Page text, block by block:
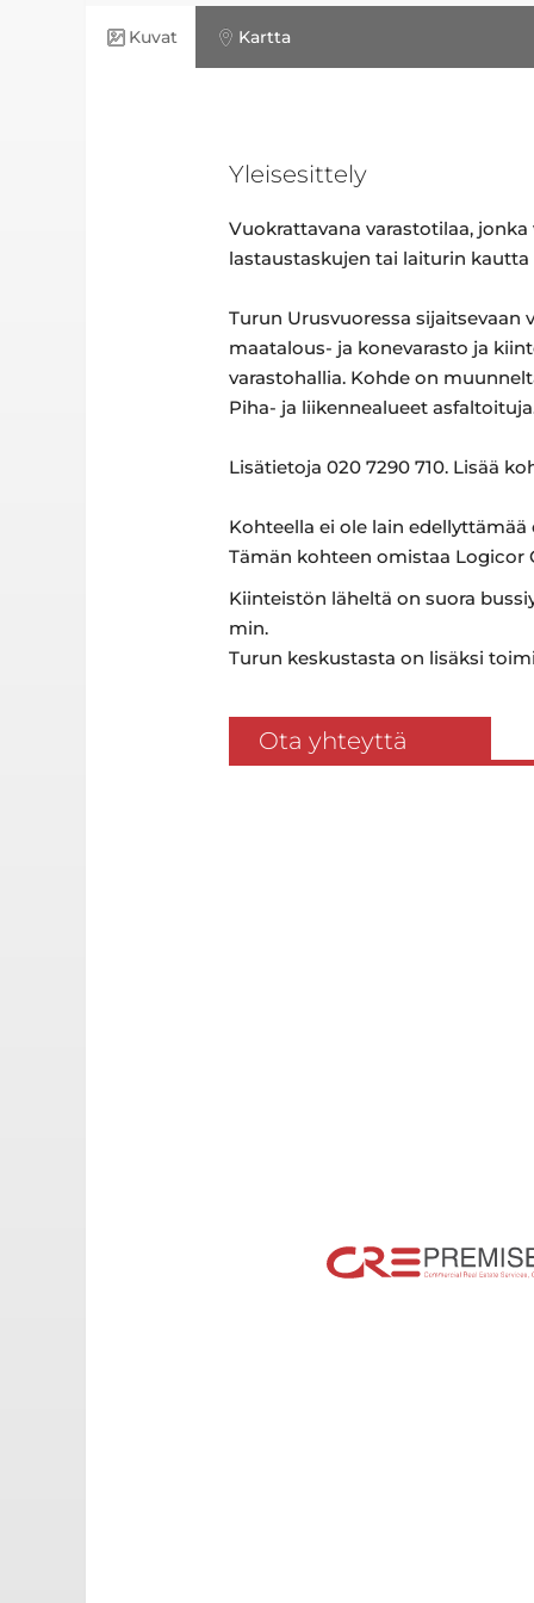
Kuvat Kartta
Yleisesittely
Vuokrattavana varastotilaa,
lastaustaskujen tai laiturin
Turun Urusvuoressa
maatalous- ja konevarasto ja
varastohallia. Kohde on
Piha- ja liikennealueet
Lisätietoja 020 7290 710. Lisää
Kohteella ei ole lain
Tämän kohteen omistaa Logicor
Kiinteistön läheltä on suora
min.
Turun keskustasta on lisäksi
Ota yhteyttä